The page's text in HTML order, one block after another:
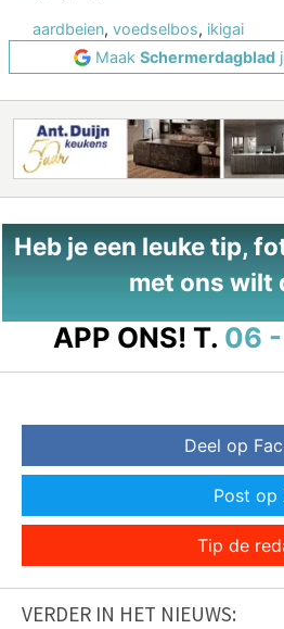
aardbeien, voedselbos, ikigai
Maak Schermerdagblad
Heb je een leuke tip,
met ons wilt
APP ONS! T. 06 -
Deel op
Post op
Tip de
VERDER IN HET NIEUWS: